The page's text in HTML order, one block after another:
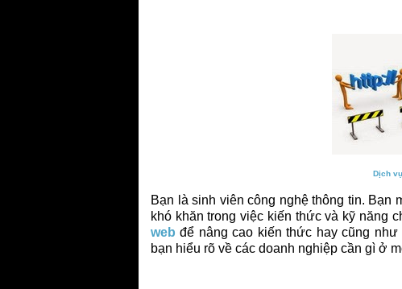
Dịch
Bạn là sinh viên công nghệ thông tin.
khó khăn trong việc kiến thức và kỹ năng
web để nâng cao kiến thức hay cũng
bạn hiểu rõ về các doanh nghiệp cần gì ở